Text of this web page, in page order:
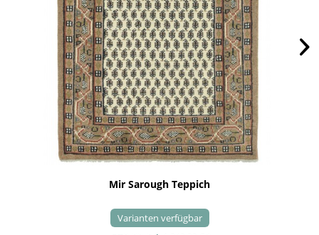
Mir Sarough Teppich
Varianten verfügbar